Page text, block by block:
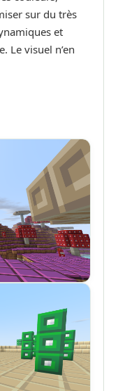
sur du très
et
Le visuel n’en